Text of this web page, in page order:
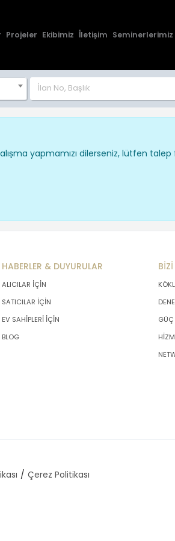
Projeler Ekibimiz İletişim Seminerlerimiz
yapmamızı dilerseniz, lütfen
HABERLER & DUYURULAR
ALICILAR İÇİN
SATICILAR İÇİN
EV SAHİPLERİ İÇİN
BLOG
GÜÇ
Çerez Politikası